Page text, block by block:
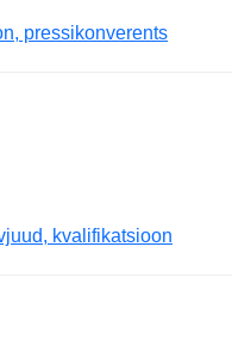
pressikonverents
kvalifikatsioon